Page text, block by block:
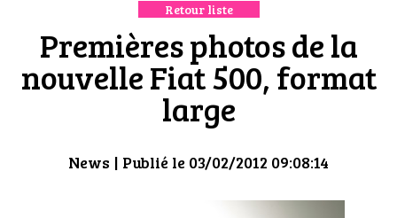
NEWS
MODE
LUXE
DÉFILÉS
BOUTIQUE
Retour liste
Premières photos de la
nouvelle Fiat 500, format
large
News | Publié le 03/02/2012 09:08:14